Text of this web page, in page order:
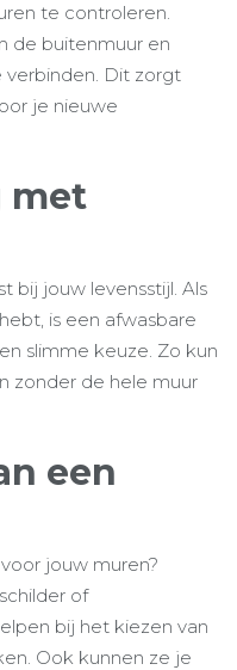
te controleren.
de buitenmuur en
Dit zorgt
je nieuwe
met
bij jouw levensstijl. Als
is een afwasbare
slimme keuze. Zo kun
zonder de hele muur
een
jouw muren?
of
bij het kiezen van
Ook kunnen ze je